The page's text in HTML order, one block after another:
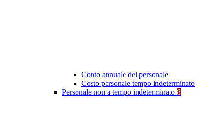
Conto annuale del personale
Costo personale tempo indeterminato
Personale non a tempo indeterminato 8